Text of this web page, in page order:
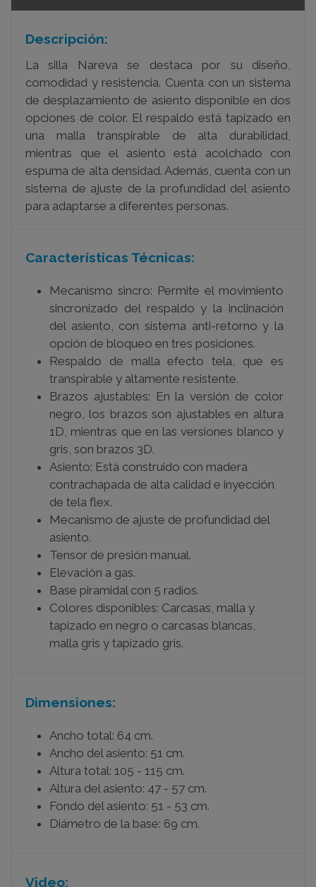
Descripción:
La silla Nareva se destaca por su diseño,
comodidad y resistencia. Cuenta con un sistema
de desplazamiento de asiento disponible en dos
opciones de color. El respaldo está tapizado en
una malla transpirable de alta durabilidad,
mientras que el asiento está acolchado con
espuma de alta densidad. Además, cuenta con un
sistema de ajuste de la profundidad del asiento
para adaptarse a diferentes personas.
Características Técnicas:
Mecanismo sincro: Permite el movimiento
sincronizado del respaldo y la inclinación
del asiento, con sistema anti-retorno y la
opción de bloqueo en tres posiciones.
Respaldo de malla efecto tela, que es
transpirable y altamente resistente.
Brazos ajustables: En la versión de color
negro, los brazos son ajustables en altura
1D, mientras que en las versiones blanco y
gris, son brazos 3D.
Asiento: Está construido con madera
contrachapada de alta calidad e inyección
de tela flex.
Mecanismo de ajuste de profundidad del
asiento.
Tensor de presión manual.
Elevación a gas.
Base piramidal con 5 radios.
Colores disponibles: Carcasas, malla y
tapizado en negro o carcasas blancas,
malla gris y tapizado gris.
Dimensiones:
Ancho total: 64 cm.
Ancho del asiento: 51 cm.
Altura total: 105 - 115 cm.
Altura del asiento: 47 - 57 cm.
Fondo del asiento: 51 - 53 cm.
Diámetro de la base: 69 cm.
Video: